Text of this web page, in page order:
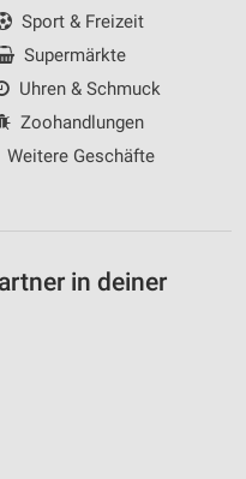
Sport & Freizeit
Supermärkte
Uhren & Schmuck
Zoohandlungen
Weitere Geschäfte
in deiner